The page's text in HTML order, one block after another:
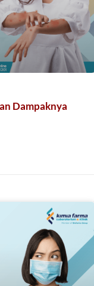
Dampaknya